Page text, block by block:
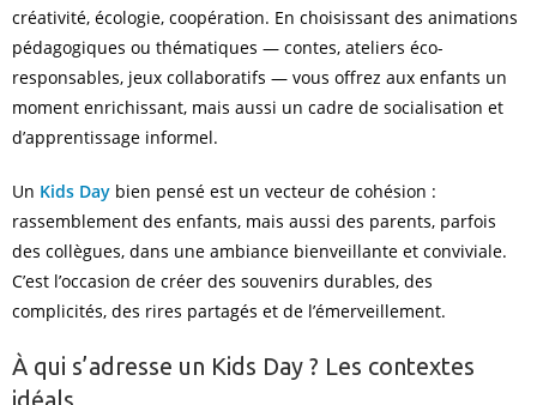
créativité, écologie, coopération. En choisissant des animations
pédagogiques ou thématiques — contes, ateliers éco-
responsables, jeux collaboratifs — vous offrez aux enfants un
moment enrichissant, mais aussi un cadre de socialisation et
d’apprentissage informel.
Un Kids Day bien pensé est un vecteur de cohésion :
rassemblement des enfants, mais aussi des parents, parfois
des collègues, dans une ambiance bienveillante et conviviale.
C’est l’occasion de créer des souvenirs durables, des
complicités, des rires partagés et de l’émerveillement.
À qui s’adresse un Kids Day ? Les contextes